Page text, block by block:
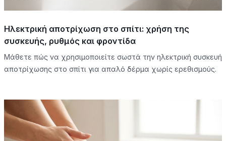
Ηλεκτρική αποτρίχωση στο σπίτι: χρήση της
συσκευής, ρυθμός και φροντίδα
Μάθετε πώς να χρησιμοποιείτε σωστά την ηλεκτρική συσκευή
αποτρίχωσης στο σπίτι για απαλό δέρμα χωρίς ερεθισμούς.